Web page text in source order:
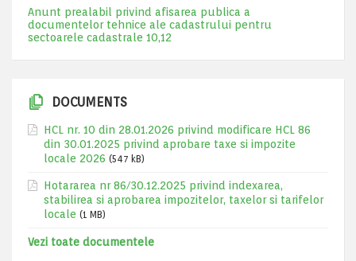
Anunt prealabil privind afisarea publica a
documentelor tehnice ale cadastrului pentru
sectoarele cadastrale 10,12
DOCUMENTS
HCL nr. 10 din 28.01.2026 privind modificare HCL 86
din 30.01.2025 privind aprobare taxe si impozite
locale 2026 (547 kB)
Hotararea nr 86/30.12.2025 privind indexarea,
stabilirea si aprobarea impozitelor, taxelor si tarifelor
locale (1 MB)
Vezi toate documentele